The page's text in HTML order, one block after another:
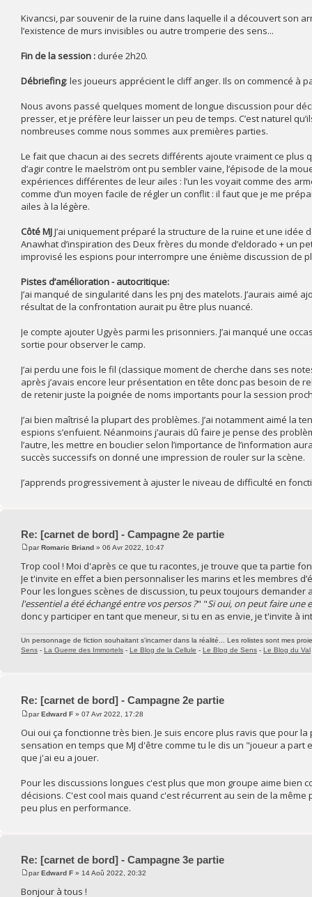
Kivancsi, par souvenir de la ruine dans laquelle il a découvert son
l’existence de murs invisibles ou autre tromperie des sens...
Fin de la session : durée 2h20.
Débriefing: les joueurs apprécient le cliff anger. Ils on commencé à
Nous avons passé quelques moment de longue discussion pour
presser, et je préfère leur laisser un peu de temps. C’est naturel
nombreuses comme nous sommes aux premières parties.
Le fait que chacun ai des secrets différents ajoute vraiment ce plus
d’agir contre le maelström ont pu sembler vaine, l’épisode de la
expériences différentes de leur ailes : l’un les voyait comme des
comme d’un moyen facile de régler un conflit : il faut que je me
ailes à la légère.
Côté MJJ’ai uniquement préparé la structure de la ruine et une idée
Anawhat d’inspiration des Deux frères du monde d’eldorado + un
improvisé les espions pour interrompre une énième discussion de
Pistes d’amélioration - autocritique:
J’ai manqué de singularité dans les pnj des matelots. J’aurais
résultat de la confrontation aurait pu être plus nuancé.
Je compte ajouter Ugyès parmi les prisonniers. J’ai manqué une
sortie pour observer le camp.
J’ai perdu une fois le fil (classique moment de cherche dans ses
après j’avais encore leur présentation en tête donc pas besoin de
de retenir juste la poignée de noms importants pour la session
J’ai bien maîtrisé la plupart des problèmes. J’ai notamment aimé
espions s’enfuient. Néanmoins j’aurais dû faire je pense des
l’autre, les mettre en bouclier selon l’importance de l’information
succès successifs on donné une impression de rouler sur la scène.
J’apprends progressivement à ajuster le niveau de difficulté en
Re: [carnet de bord] - Campagne 2e partie
parRomaric Briand » 06 Avr 2022, 10:47
Trop cool ! Moi d'après ce que tu racontes, je trouve que ta partie
Je t'invite en effet a bien personnaliser les marins et les membres
Pour les longues scènes de discussion, tu peux toujours
l'essentiel a été échangé entre vos persos ?" "Si oui, on peut faire une
donc y participer en tant que meneur, si tu en as envie, je t'invite à
Un personnage de fiction souhaitant s'incarner dans la réalité... Les rolistes sont mes
Sens - La Guerre des Immortels - Le Blog de la Cellule - Le Blog de Sens - Le Blog du Val
Re: [carnet de bord] - Campagne 2e partie
parEdward F » 07 Avr 2022, 17:28
Oui oui ça fonctionne très bien. Je suis encore plus ravis que pour
sensation en temps que MJ d'être comme tu le dis un "joueur a
que j'ai eu a jouer.
Pour les discussions longues c'est plus que mon groupe aime
décisions. C'est cool mais quand c'est récurrent au sein de la
peu plus en performance.
Re: [carnet de bord] - Campagne 3e partie
parEdward F » 14 Aoû 2022, 20:32
Bonjour à tous !